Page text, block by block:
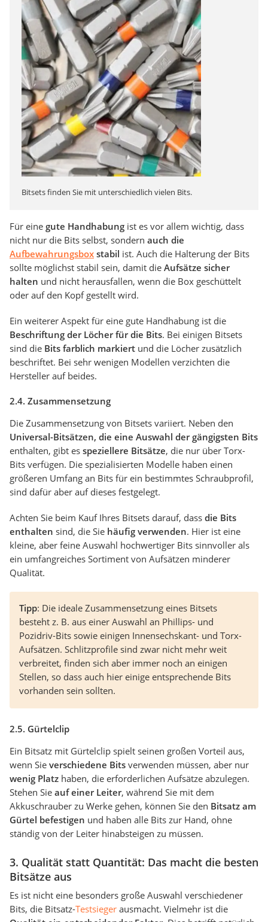
Bitsets finden Sie mit unterschiedlich vielen Bits.
Für eine gute Handhabung ist es vor allem wichtig, dass
nicht nur die Bits selbst, sondern auch die
Aufbewahrungsbox stabil ist. Auch die Halterung der Bits
sollte möglichst stabil sein, damit die Aufsätze sicher
halten und nicht herausfallen, wenn die Box geschüttelt
oder auf den Kopf gestellt wird.
Ein weiterer Aspekt für eine gute Handhabung ist die
Beschriftung der Löcher für die Bits. Bei einigen Bitsets
sind die Bits farblich markiert und die Löcher zusätzlich
beschriftet. Bei sehr wenigen Modellen verzichten die
Hersteller auf beides.
2.4. Zusammensetzung
Die Zusammensetzung von Bitsets variiert. Neben den
Universal-Bitsätzen, die eine Auswahl der gängigsten Bits
enthalten, gibt es speziellere Bitsätze, die nur über Torx-
Bits verfügen. Die spezialisierten Modelle haben einen
größeren Umfang an Bits für ein bestimmtes Schraubprofil,
sind dafür aber auf dieses festgelegt.
Achten Sie beim Kauf Ihres Bitsets darauf, dass die Bits
enthalten sind, die Sie häufig verwenden. Hier ist eine
kleine, aber feine Auswahl hochwertiger Bits sinnvoller als
ein umfangreiches Sortiment von Aufsätzen minderer
Qualität.
Tipp: Die ideale Zusammensetzung eines Bitsets
besteht z. B. aus einer Auswahl an Phillips- und
Pozidriv-Bits sowie einigen Innensechskant- und Torx-
Aufsätzen. Schlitzprofile sind zwar nicht mehr weit
verbreitet, finden sich aber immer noch an einigen
Stellen, so dass auch hier einige entsprechende Bits
vorhanden sein sollten.
2.5. Gürtelclip
Ein Bitsatz mit Gürtelclip spielt seinen großen Vorteil aus,
wenn Sie verschiedene Bits verwenden müssen, aber nur
wenig Platz haben, die erforderlichen Aufsätze abzulegen.
Stehen Sie auf einer Leiter, während Sie mit dem
Akkuschrauber zu Werke gehen, können Sie den Bitsatz am
Gürtel befestigen und haben alle Bits zur Hand, ohne
ständig von der Leiter hinabsteigen zu müssen.
3. Qualität statt Quantität: Das macht die besten
Bitsätze aus
Es ist nicht eine besonders große Auswahl verschiedener
Bits, die Bitsatz-Testsieger ausmacht. Vielmehr ist die